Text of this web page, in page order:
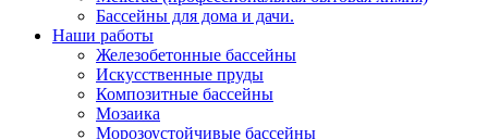
Бассейны для дома и дачи.
Наши работы
Железобетонные бассейны
Искусственные пруды
Композитные бассейны
Мозаика
Морозоустойчивые бассейны